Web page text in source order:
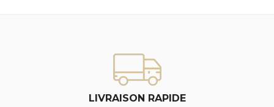
LIVRAISON RAPIDE